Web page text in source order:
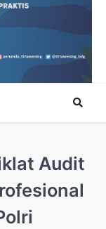
Audit